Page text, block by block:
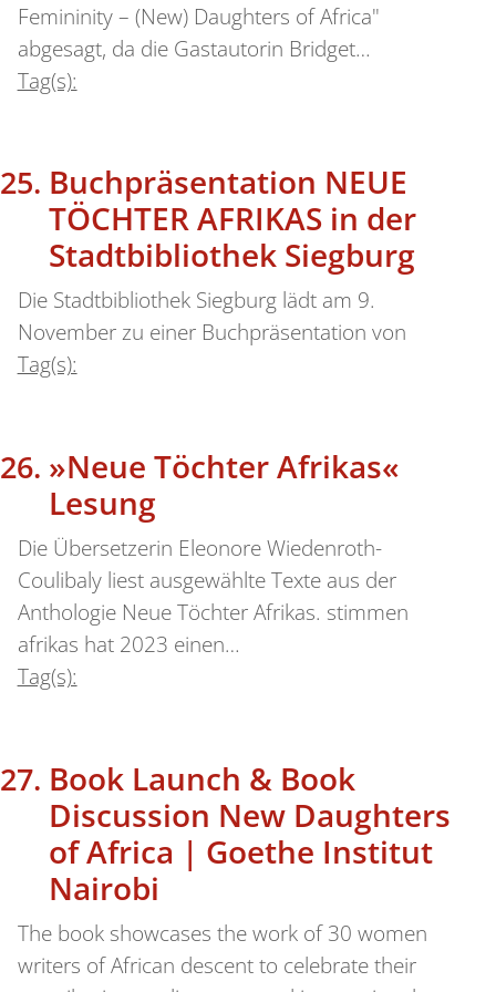
Femininity – (New) Daughters of Africa"
abgesagt, da die Gastautorin Bridget…
Tag(s):
Buchpräsentation NEUE
TÖCHTER AFRIKAS in der
Stadtbibliothek Siegburg
Die Stadtbibliothek Siegburg lädt am 9.
November zu einer Buchpräsentation von
Tag(s):
»Neue Töchter Afrikas«
Lesung
Die Übersetzerin Eleonore Wiedenroth-
Coulibaly liest ausgewählte Texte aus der
Anthologie Neue Töchter Afrikas. stimmen
afrikas hat 2023 einen…
Tag(s):
Book Launch & Book
Discussion New Daughters
of Africa | Goethe Institut
Nairobi
The book showcases the work of 30 women
writers of African descent to celebrate their